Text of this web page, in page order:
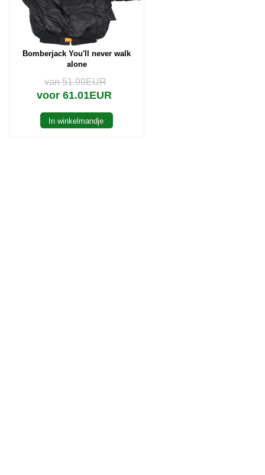
Bomberjack You'll never walk
alone
van 51.99EUR
voor 61.01EUR
In winkelmandje